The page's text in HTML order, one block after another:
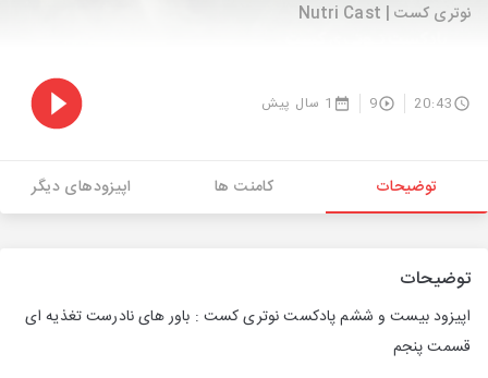
نوتری کست | Nutri Cast
20:43
9 1 سال پیش
توضیحات کامنت ها اپیزودهای دیگر
توضیحات
اپیزود بیست و ششم پادکست نوتری کست : باور های نادرست تغذیه ای
قسمت پنجم